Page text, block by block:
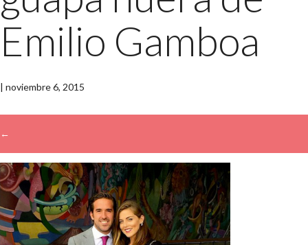
Emilio Gamboa
| noviembre 6, 2015
←
→